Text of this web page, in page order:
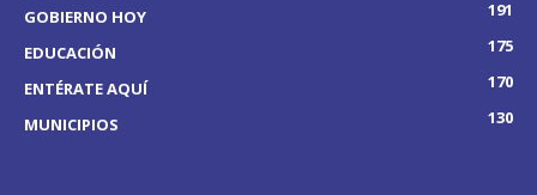
GOBIERNO HOY
191
EDUCACIÓN
175
ENTÉRATE AQUÍ
170
MUNICIPIOS
130